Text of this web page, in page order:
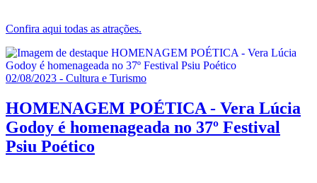
Confira aqui todas as atrações.
02/08/2023 - Cultura e Turismo
HOMENAGEM POÉTICA - Vera Lúcia
Godoy é homenageada no 37º Festival
Psiu Poético